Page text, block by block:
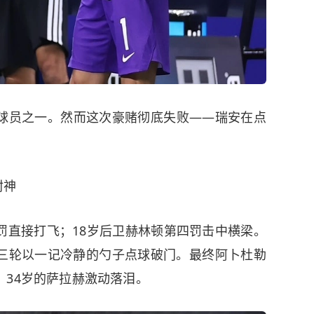
员之一。然而这次豪赌彻底失败——瑞安在点
神
接打飞；18岁后卫赫林顿第四罚击中横梁。
轮以一记冷静的勺子点球破门。最终阿卜杜勒
岁的萨拉赫激动落泪。